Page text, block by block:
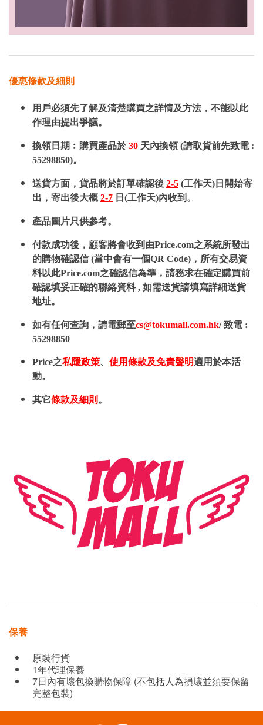
優惠條款及細則
用戶必須先了解及清楚購買之詳情及方法，不能以此
作理由提出爭議。
換領日期︰購買產品於30 天內換領 (請取貨前先致電 :
55298850)。
送貨方面，貨品將於訂單確認後 2-5 (工作天)日開始寄
出，寄出後大概2-7 日(工作天)內收到。
產品圖片只供參考。
付款成功後，顧客將會收到由Price.com之系統所發出
的購物確認信 (當中會有一個QR Code)，所有交易資
料以此Price.com之確認信為準，請務求在確定購買前
確認填妥正確的聯絡資料 , 如需送貨請填寫詳細送貨
地址。
如有任何查詢，請電郵至cs@tokumall.com.hk/ 致電 :
55298850
Price之私隱政策、 使用條款及免責聲明適用於本活
動。
其它條款及細則 。
保養
原裝行貨
1年代理保養
7日內有壞包換購物保障 (不包括人為損壞並須要保留
完整包裝)